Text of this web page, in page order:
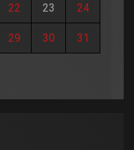
22 23 24
29 30 31